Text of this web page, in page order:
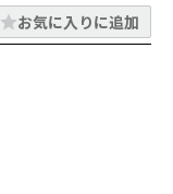
お気に入りに追加